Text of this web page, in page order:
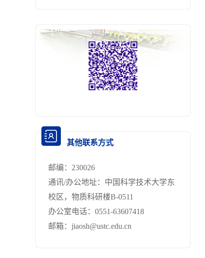
其他联系方式
邮编： 230026
通讯/办公地址： 中国科学技术大学东
校区，物质科研楼B-0511
办公室电话： 0551-63607418
邮箱： jiaosh@ustc.edu.cn